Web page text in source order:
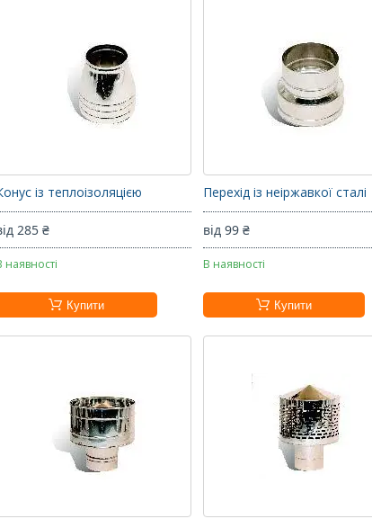
із теплоізоляцією
285 ₴
наявності
Купити
Перехід із неіржавкої сталі
від 99 ₴
В наявності
Купити